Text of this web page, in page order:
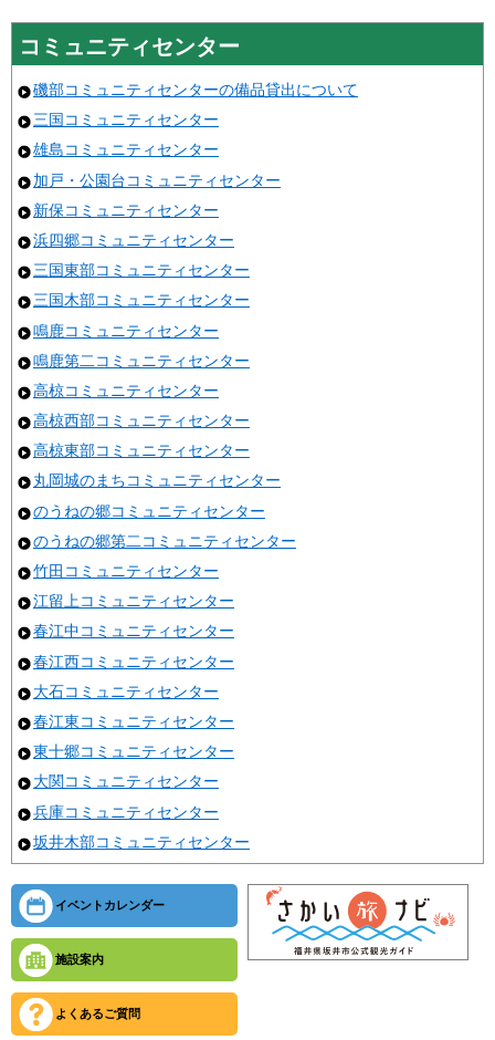
コミュニティセンター
磯部コミュニティセンターの備品貸出について
三国コミュニティセンター
雄島コミュニティセンター
加戸・公園台コミュニティセンター
新保コミュニティセンター
浜四郷コミュニティセンター
三国東部コミュニティセンター
三国木部コミュニティセンター
鳴鹿コミュニティセンター
鳴鹿第二コミュニティセンター
高椋コミュニティセンター
高椋西部コミュニティセンター
高椋東部コミュニティセンター
丸岡城のまちコミュニティセンター
のうねの郷コミュニティセンター
のうねの郷第二コミュニティセンター
竹田コミュニティセンター
江留上コミュニティセンター
春江中コミュニティセンター
春江西コミュニティセンター
大石コミュニティセンター
春江東コミュニティセンター
東十郷コミュニティセンター
大関コミュニティセンター
兵庫コミュニティセンター
坂井木部コミュニティセンター
イベントカレンダー
施設案内
よくあるご質問